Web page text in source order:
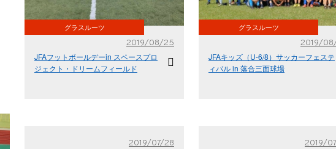
グラスルーツ
2019/08/25
JFAフットボールデーin スペースプロ
ジェクト・ドリームフィールド
グラスルーツ
2019/
JFAキッズ（U-6/8）サッカーフェステ
ィバル in 落合三面球場
2019/07/28
2019/